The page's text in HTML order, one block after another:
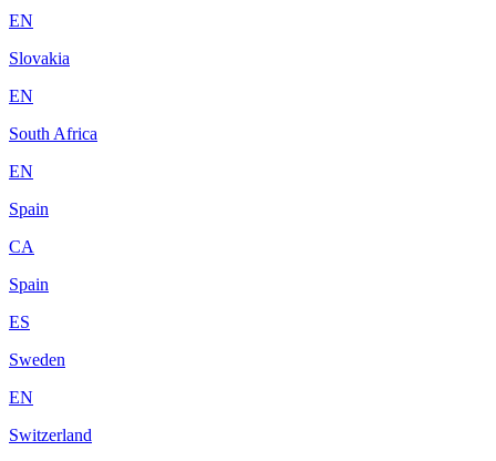
EN
Slovakia
EN
South Africa
EN
Spain
CA
Spain
ES
Sweden
EN
Switzerland